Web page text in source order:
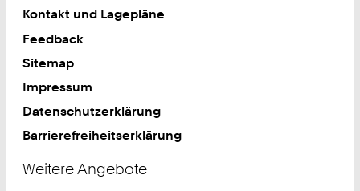
Kontakt und Lagepläne
Feedback
Sitemap
Impressum
Datenschutzerklärung
Barrierefreiheitserklärung
Weitere Angebote